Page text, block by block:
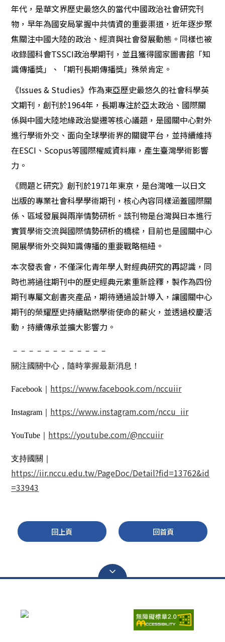
年代，是華文界歷史最悠久的當代中國政治社會研究刊
物，早年為國安局掌握中共情資的重要渠道，近年逐步聚
焦關注中國大陸的政治、經濟與社會發展動態。同樣也被
收錄國科會TSSCI政治學期刊，並且獲得國家圖書館「知
識傳播獎」、「期刊長期傳播獎」殊榮肯定。
《Issues & Studies》作為東亞歷史最悠久的社會科學英
文期刊，創刊於1964年，長期專注於亞太政治、國際關
係與中國大陸地緣政治變遷等核心議題，是國關中心對外
進行學術外交、面向全球學術界的關鍵平台，並持續維持
在ESCI、Scopus等國際權威資料庫，產生臺灣學術影響
力。
《問題と研究》創刊於1971年東京，是台灣唯一以日文
出版的專業社會科學學術期刊，核心內容同樣涵蓋國際關
係、區域發展與兩岸情勢研析。該刊物是台灣與日本進行
實質學術交流與國際情勢研析的橋樑，目前也是國關中心
開展學術外交與知識傳播的重要戰略樞紐。
本次發表會，不僅深化青年學人對經典研究的再認識，同
時也將過往期刊中的歷史經典元素重新詮釋，製作為四份
期刊專屬文創書夾產品，期待通過設計導入，讓國關中心
期刊的榮耀歷史持續點燃學術使命的薪火，並透過校慶活
動，持續傳承並擴大影響力。
－－－－－－－－－－－－
關注國關中心，隨時掌握最新消息！
Facebook｜ https://www.facebook.com/nccuiir
Instagram｜ https://www.instagram.com/nccu_iir
YouTube｜ https://youtube.com/@nccuiir
支持國關｜
https://iir.nccu.edu.tw/PageDoc/Detail?fid=13762&id
=33943
回上頁 回首頁